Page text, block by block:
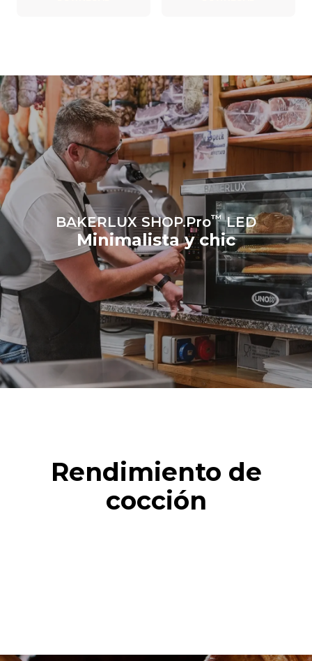
producidas por el horno.
Las emisiones indirectas
dependen de la mezcla de
energía de la red a la que
está conectado; estas
últimas pueden eliminarse
eligiendo comprar energía
producida a partir de
fuentes
renovables.Greenhouse
Gas Protocol
BAKERLUX SHOP.Pro™LED
Minimalista y chic
Rendimiento de
cocción